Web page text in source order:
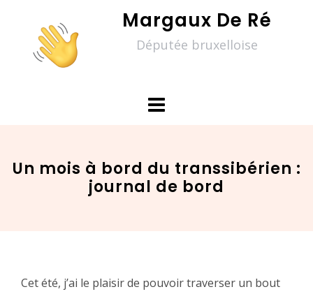
content
Margaux De Ré
Députée bruxelloise
Un mois à bord du transsibérien :
journal de bord
Cet été, j’ai le plaisir de pouvoir traverser un bout